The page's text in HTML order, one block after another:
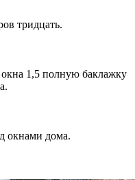
тридцать.
1,5 полную баклажку
окнами дома.